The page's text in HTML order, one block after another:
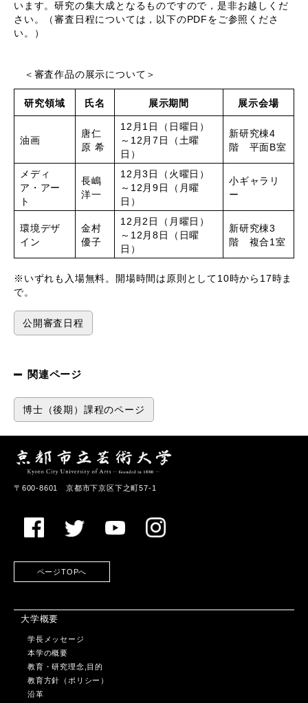
います。研究の集大成となるものですので，是非お越しくだ
さい。（審査日程については，以下のPDFをご参照くださ
い。）
＜審査作品の展示について＞
研究領域 氏名 展示期間 展示会場
油画
唐仁
原 希
12月1日（日曜日）
～12月7日（土曜
日）
新研究棟4
階 平面B室
メディ
ア・アー
ト
長嶋
洋一
12月3日（火曜日）
～12月9日（月曜
日）
小ギャラリ
ー
環境デザ
イン
金村
優子
12月2日（月曜日）
～12月8日（日曜
日）
新研究棟3
階 複合1室
※いずれも入場無料。開場時間は原則として10時から17時ま
で。
公開審査日程
関連ページ
博士（後期）課程のページ
〒600-8601 京都市下京区下之町57-1
ページTOPへ
大学概要
学長メッセージ
本学の概要
教育・研究理念,目的
教育方針（ポリシー）
沿革